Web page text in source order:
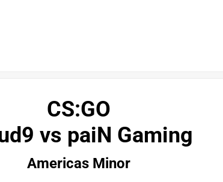
CS:GO
vs paiN Gaming
Americas Minor